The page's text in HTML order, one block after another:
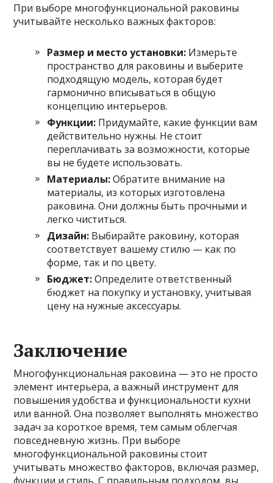
При выборе многофункциональной раковины
учитывайте несколько важных факторов:
Размер и место установки: Измерьте
пространство для раковины и выберите
подходящую модель, которая будет
гармонично вписываться в общую
концепцию интерьеров.
Функции: Придумайте, какие функции вам
действительно нужны. Не стоит
переплачивать за возможности, которые
вы не будете использовать.
Материалы:Обратите внимание на
материалы, из которых изготовлена
раковина. Они должны быть прочными и
легко чиститься.
Дизайн: Выбирайте раковину, которая
соответствует вашему стилю — как по
форме, так и по цвету.
Бюджет:Определите ответственный
бюджет на покупку и установку, учитывая
цену на нужные аксессуары.
Заключение
Многофункциональная раковина — это не просто
элемент интерьера, а важный инструмент для
повышения удобства и функциональности кухни
или ванной. Она позволяет выполнять множество
задач за короткое время, тем самым облегчая
повседневную жизнь. При выборе
многофункциональной раковины стоит
учитывать множество факторов, включая размер,